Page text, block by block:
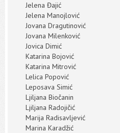
Jelena Đajić
Jelena Manojlović
Jovana Dragutinović
Jovana Milenković
Jovica Dimić
Katarina Bojović
Katarina Mitrović
Lelica Popović
Leposava Simić
Ljiljana Biočanin
Ljiljana Radojičić
Marija Radisavljević
Marina Karadžić